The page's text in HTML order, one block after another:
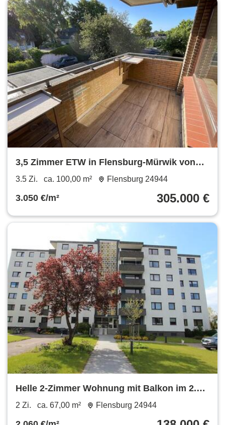
3,5 Zimmer ETW in Flensburg-Mürwik von
privat zu verkaufen
3.5 Zi. ca. 100,00 m² Flensburg 24944
3.050 €/m² 305.000 €
Helle 2-Zimmer Wohnung mit Balkon im 2.
OG in Flensburg-Mürwik
2 Zi. ca. 67,00 m² Flensburg 24944